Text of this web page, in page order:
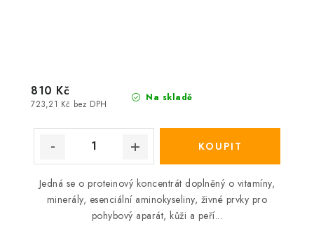
Na skladě
723,21 Kč bez DPH
810 Kč
Jedná se o proteinový koncentrát doplněný o vitamíny,
minerály, esenciální aminokyseliny, živné prvky pro
pohybový aparát, kůži a peří...